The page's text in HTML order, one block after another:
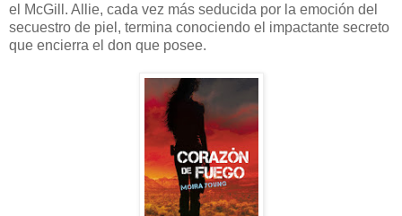
el McGill. Allie, cada vez más seducida por la emoción del
secuestro de piel, termina conociendo el impactante secreto
que encierra el don que posee.